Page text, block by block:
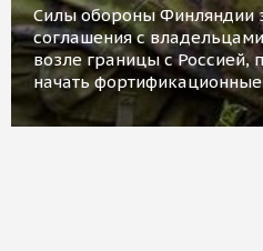
Силы обороны Финляндии
соглашения с
возле границы с
начать